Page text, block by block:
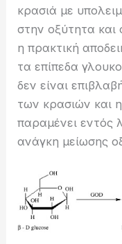
κρασιά με
στην οξύτητα
η πρακτική
τα επίπεδα
δεν είναι
των κρασιών και
παραμένει εντός
ανάγκη μείωσης